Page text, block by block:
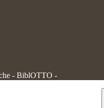
- BiblOTTO -